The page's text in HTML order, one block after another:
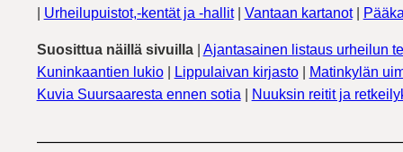
Urheilupuistot,-kentät ja -hallit| Vantaan kartanot|
Suosittua näillä sivuilla| Ajantasainen listaus urheilun
Kuninkaantien lukio| Lippulaivan kirjasto|
Matinkylän
Kuvia Suursaaresta ennen sotia
Nuuksin reitit ja